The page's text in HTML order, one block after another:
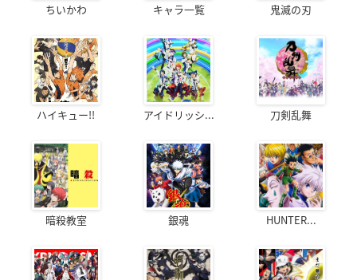
ちいかわ キャラ一覧 鬼滅の刃
ハイキュー!! アイドリッシ... 刀剣乱舞
暗殺教室 銀魂 HUNTER...